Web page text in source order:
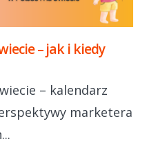
– jak i kiedy
– kalendarz
marketera